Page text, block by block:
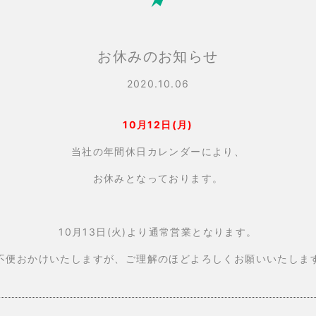
お休みのお知らせ
2020.10.06
10月12日(月)
当社の年間休日カレンダーにより、
お休みとなっております。
10月13日(火)より通常営業となります。
便おかけいたしますが、ご理解のほどよろしくお願いいたしま